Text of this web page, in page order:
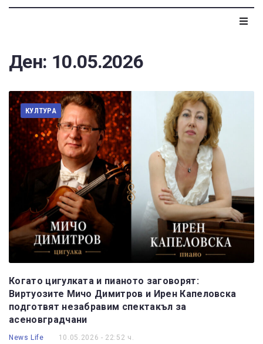
Ден: 10.05.2026
КУЛТУРА
Когато цигулката и пианото заговорят:
Виртуозите Мичо Димитров и Ирен Капеловска
подготвят незабравим спектакъл за
асеновградчани
News Life 10.05.2026 - 22:52 ч.